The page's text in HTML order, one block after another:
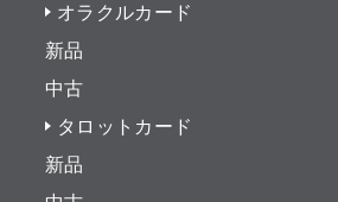
オラクルカード
新品
中古
タロットカード
新品